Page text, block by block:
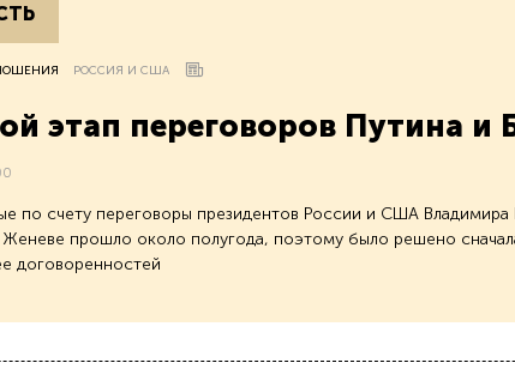
РОССИЯ И США
этап переговоров Путина и
по счету переговоры президентов России и США
Женеве прошло около полугода, поэтому было решено
договоренностей